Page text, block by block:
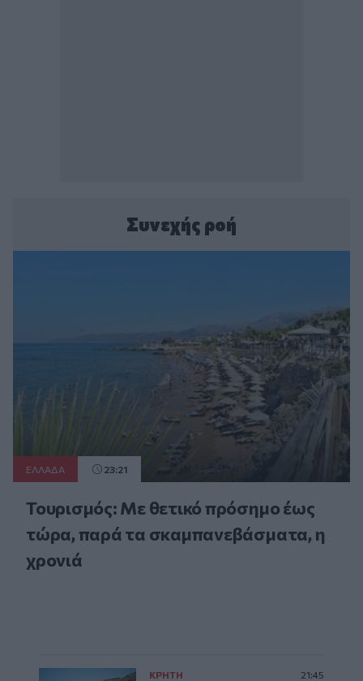
Συνεχής ροή
ΕΛΛAΔΑ 23:21
Τουρισμός: Με θετικό πρόσημο έως
τώρα, παρά τα σκαμπανεβάσματα, η
χρονιά
ΚΡΗΤΗ 21:45